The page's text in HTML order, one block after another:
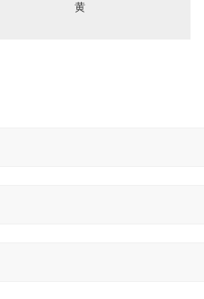
黄